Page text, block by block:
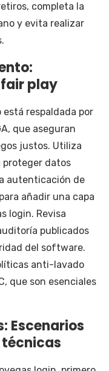
completa la
y evita realizar
play
está respaldada por
que aseguran
justos. Utiliza
proteger datos
autenticación de
añadir una capa
login. Revisa
publicados
del software.
anti-lavado
que son esenciales
Escenarios
técnicas